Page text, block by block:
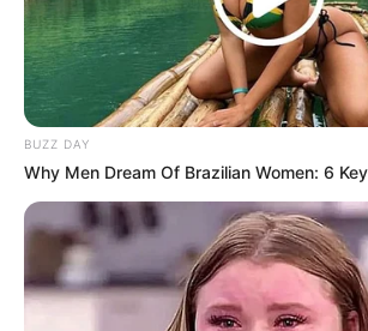
Love Untangled Murderer
BUZZ DAY
Why Men Dream Of Brazilian Women: 6